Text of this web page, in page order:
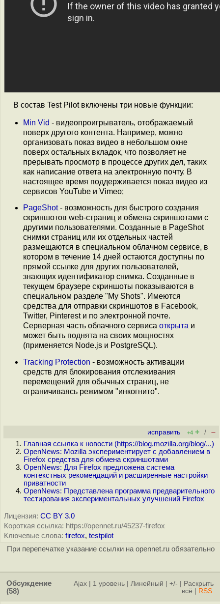
В состав Test Pilot включены три новые функции:
Min Vid - видеопроигрыватель, отображаемый
поверх другого контента. Например, можно
организовать показ видео в небольшом окне
поверх остальных вкладок, что позволяет не
прерывать просмотр в процессе других дел, таких
как написание ответа на электронную почту. В
настоящее время поддерживается показ видео из
сервисов YouTube и Vimeo;
PageShot- возможность для быстрого создания
скриншотов web-страниц и обмена скриншотами с
другими пользователями. Созданные в PageShot
снимки страниц или их отдельных частей
размещаются в специальном облачном сервисе, в
котором в течение 14 дней остаются доступны по
прямой ссылке для других пользователей,
знающих идентификатор снимка. Созданные в
текущем браузере скриншоты показываются в
специальном разделе "My Shots". Имеются
средства для отправки скриншотов в Facebook,
Twitter, Pinterest и по электронной почте.
Серверная часть облачного сервиса открыта и
может быть поднята на своих мощностях
(применяется Node.js и PostgreSQL).
Tracking Protection - возможность активации
средств для блокирования отслеживания
перемещений для обычных страниц, не
ограничиваясь режимом "инкогнито".
исправить +4 + / –
Главная ссылка к новости (https://blog.mozilla.org/blog/...)
OpenNews: Mozilla экспериментирует с добавлением в
Firefox средства для обмена скриншотами
OpenNews: Для Firefox предложена система
контекстных рекомендаций и расширенные настройки
приватности
OpenNews: Представлена программа предварительного
тестирования экспериментальных улучшений Firefox
Лицензия: CC BY 3.0
Короткая ссылка: https://opennet.ru/45237-firefox
Ключевые слова: firefox, testpilot
При перепечатке указание ссылки на opennet.ru обязательно
Обсуждение
(58)
Ajax 1 уровень Линейный +/-
Раскрыть
всё
RSS